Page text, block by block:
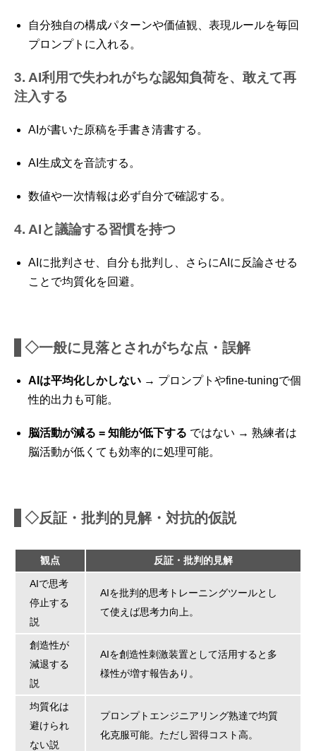
自分独自の構成パターンや価値観、表現ルールを毎回
プロンプトに入れる。
3. AI利用で失われがちな認知負荷を、敢えて再
注入する
AIが書いた原稿を手書き清書する。
AI生成文を音読する。
数値や一次情報は必ず自分で確認する。
4. AIと議論する習慣を持つ
AIに批判させ、自分も批判し、さらにAIに反論させる
ことで均質化を回避。
◇一般に見落とされがちな点・誤解
AIは平均化しかしない → プロンプトやfine-tuningで個
性的出力も可能。
脳活動が減る = 知能が低下する ではない → 熟練者は
脳活動が低くても効率的に処理可能。
◇反証・批判的見解・対抗的仮説
観点 反証・批判的見解
AIで思考
停止する
説
AIを批判的思考トレーニングツールとし
て使えば思考力向上。
創造性が
減退する
説
AIを創造性刺激装置として活用すると多
様性が増す報告あり。
均質化は
避けられ
ない説
プロンプトエンジニアリング熟達で均質
化克服可能。ただし習得コスト高。